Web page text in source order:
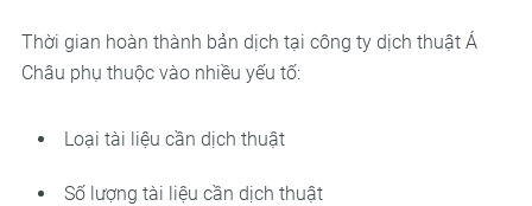
Thời gian hoàn thành bản dịch tại công ty dịch thuật Á
Châu phụ thuộc vào nhiều yếu tố:
Loại tài liệu cần dịch thuật
Số lượng tài liệu cần dịch thuật